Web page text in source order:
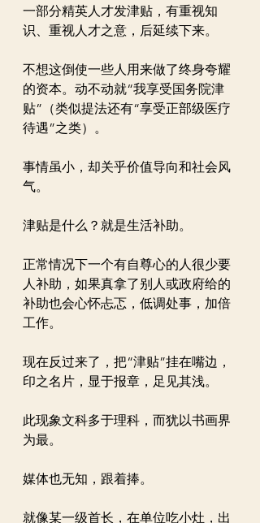
一部分精英人才发津贴，有重视知
识、重视人才之意，后延续下来。
不想这倒使一些人用来做了终身夸耀
的资本。动不动就“我享受国务院津
贴”（类似提法还有“享受正部级医疗
待遇”之类）。
事情虽小，却关乎价值导向和社会风
气。
津贴是什么？就是生活补助。
正常情况下一个有自尊心的人很少要
人补助，如果真拿了别人或政府给的
补助也会心怀忐忑，低调处事，加倍
工作。
现在反过来了，把“津贴”挂在嘴边，
印之名片，显于报章，足见其浅。
此现象文科多于理科，而犹以书画界
为最。
媒体也无知，跟着捧。
就像某一级首长，在单位吃小灶，出